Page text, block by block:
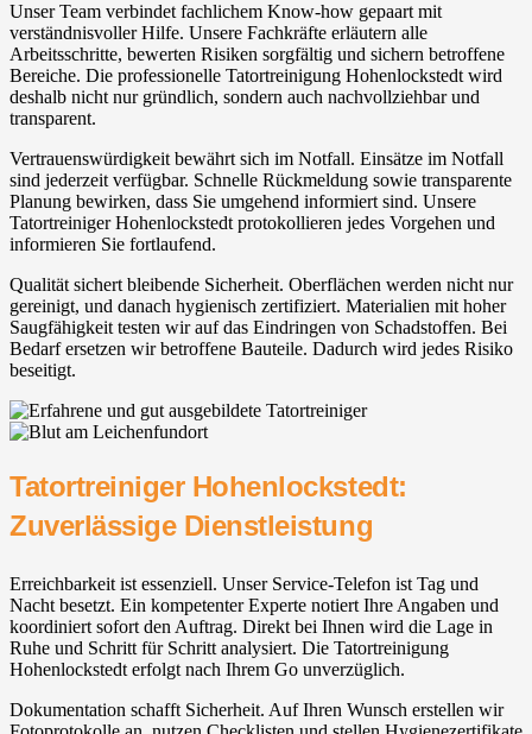
Unser Team verbindet fachlichem Know-how gepaart mit
verständnisvoller Hilfe. Unsere Fachkräfte erläutern alle
Arbeitsschritte, bewerten Risiken sorgfältig und sichern betroffene
Bereiche. Die professionelle Tatortreinigung Hohenlockstedt wird
deshalb nicht nur gründlich, sondern auch nachvollziehbar und
transparent.
Vertrauenswürdigkeit bewährt sich im Notfall. Einsätze im Notfall
sind jederzeit verfügbar. Schnelle Rückmeldung sowie transparente
Planung bewirken, dass Sie umgehend informiert sind. Unsere
Tatortreiniger Hohenlockstedt protokollieren jedes Vorgehen und
informieren Sie fortlaufend.
Qualität sichert bleibende Sicherheit. Oberflächen werden nicht nur
gereinigt, und danach hygienisch zertifiziert. Materialien mit hoher
Saugfähigkeit testen wir auf das Eindringen von Schadstoffen. Bei
Bedarf ersetzen wir betroffene Bauteile. Dadurch wird jedes Risiko
beseitigt.
Tatortreiniger Hohenlockstedt:
Zuverlässige Dienstleistung
Erreichbarkeit ist essenziell. Unser Service-Telefon ist Tag und
Nacht besetzt. Ein kompetenter Experte notiert Ihre Angaben und
koordiniert sofort den Auftrag. Direkt bei Ihnen wird die Lage in
Ruhe und Schritt für Schritt analysiert. Die Tatortreinigung
Hohenlockstedt erfolgt nach Ihrem Go unverzüglich.
Dokumentation schafft Sicherheit. Auf Ihren Wunsch erstellen wir